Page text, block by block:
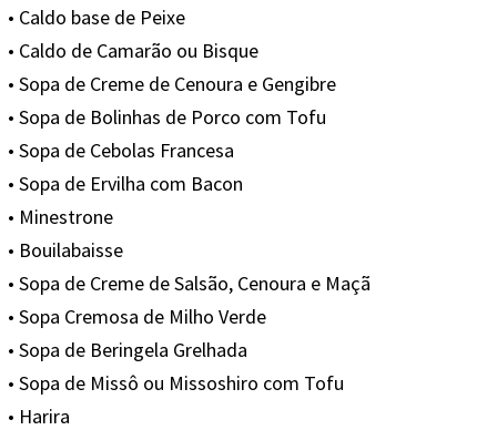
• Caldo base de Peixe
• Caldo de Camarão ou Bisque
• Sopa de Creme de Cenoura e Gengibre
• Sopa de Bolinhas de Porco com Tofu
• Sopa de Cebolas Francesa
• Sopa de Ervilha com Bacon
• Minestrone
• Bouilabaisse
• Sopa de Creme de Salsão, Cenoura e Maçã
• Sopa Cremosa de Milho Verde
• Sopa de Beringela Grelhada
• Sopa de Missô ou Missoshiro com Tofu
• Harira